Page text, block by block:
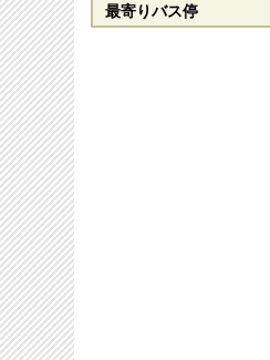
最寄りバス停